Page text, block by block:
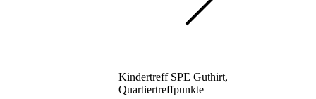
Kindertreff SPE Guthirt,
Quartiertreffpunkte